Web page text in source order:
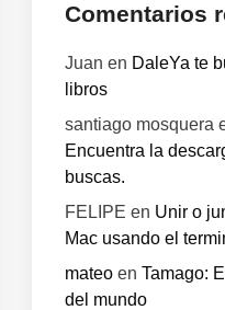
Comentarios
Juan en DaleYa te
libros
santiago mosquera
Encuentra la
buscas.
FELIPE en Unir o
Mac usando el
mateo en Tamago:
del mundo